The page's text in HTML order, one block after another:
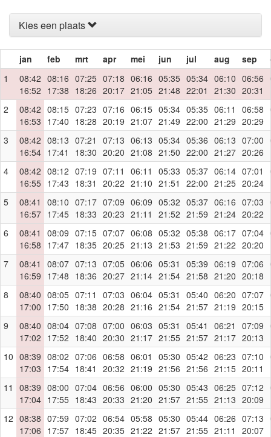
Kies een plaats
jan feb mrt apr mei jun jul aug sep
1
08:42
16:52
08:16
17:38
07:25
18:26
07:18
20:17
06:16
21:05
05:35
21:48
05:34
22:01
06:10
21:30
06:56
20:31
2
08:42
16:53
08:15
17:40
07:23
18:28
07:16
20:19
06:15
21:07
05:34
21:49
05:35
22:00
06:11
21:29
06:58
20:29
3
08:42
16:54
08:13
17:41
07:21
18:30
07:13
20:20
06:13
21:08
05:34
21:50
05:36
22:00
06:13
21:27
07:00
20:26
4
08:42
16:55
08:12
17:43
07:19
18:31
07:11
20:22
06:11
21:10
05:33
21:51
05:37
22:00
06:14
21:25
07:01
20:24
5
08:41
16:57
08:10
17:45
07:17
18:33
07:09
20:23
06:09
21:11
05:32
21:52
05:37
21:59
06:16
21:24
07:03
20:22
6
08:41
16:58
08:09
17:47
07:15
18:35
07:07
20:25
06:08
21:13
05:32
21:53
05:38
21:59
06:17
21:22
07:04
20:20
7
08:41
16:59
08:07
17:48
07:13
18:36
07:05
20:27
06:06
21:14
05:31
21:54
05:39
21:58
06:19
21:20
07:06
20:18
8
08:40
17:00
08:05
17:50
07:11
18:38
07:03
20:28
06:04
21:16
05:31
21:54
05:40
21:57
06:20
21:19
07:07
20:15
9
08:40
17:02
08:04
17:52
07:08
18:40
07:00
20:30
06:03
21:17
05:31
21:55
05:41
21:57
06:21
21:17
07:09
20:13
10 08:39
17:03
08:02
17:54
07:06
18:41
06:58
20:32
06:01
21:19
05:30
21:56
05:42
21:56
06:23
21:15
07:10
20:11
11
08:39
17:04
08:00
17:55
07:04
18:43
06:56
20:33
06:00
21:20
05:30
21:57
05:43
21:55
06:25
21:13
07:12
20:09
12 08:38
17:06
07:59
17:57
07:02
18:45
06:54
20:35
05:58
21:22
05:30
21:57
05:44
21:55
06:26
21:11
07:13
20:07